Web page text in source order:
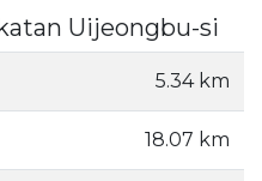
Uijeongbu-si
5.34 km
18.07 km